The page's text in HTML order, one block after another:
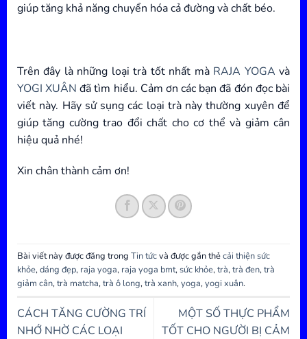
giúp tăng khả năng chuyển hóa cả đường và chất béo.
Trên đây là những loại trà tốt nhất mà RAJA YOGA và
YOGI XUÂN đã tìm hiểu. Cảm ơn các bạn đã đón đọc bài
viết này. Hãy sử sụng các loại trà này thường xuyên để
giúp tăng cường trao đổi chất cho cơ thể và giảm cân
hiệu quả nhé!
Xin chân thành cảm ơn!
Bài viết này được đăng trong Tin tứcvà được gắn thẻcải thiện sức
khỏe,dáng đẹp, raja yoga, raja yoga bmt,sức khỏe,trà,trà đen,trà
giảm cân,trà matcha,trà ô long,trà xanh,yoga,yogi xuân.
CÁCH TĂNG CƯỜNG TRÍ
NHỚ NHỜ CÁC LOẠI
MỘT SỐ THỰC PHẨM
TỐT CHO NGƯỜI BỊ CẢM